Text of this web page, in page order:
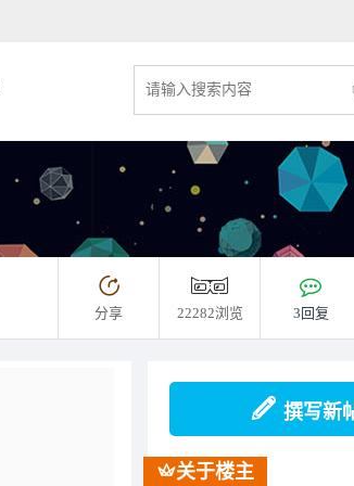
分享 22282浏览 3回复
撰写新
关于楼主